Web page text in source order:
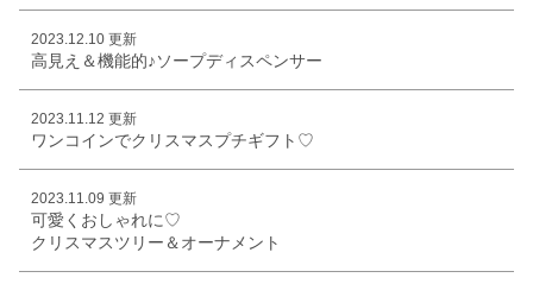
2023.12.10 更新
高見え＆機能的♪ソープディスペンサー
2023.11.12 更新
ワンコインでクリスマスプチギフト♡
2023.11.09 更新
可愛くおしゃれに♡
クリスマスツリー＆オーナメント